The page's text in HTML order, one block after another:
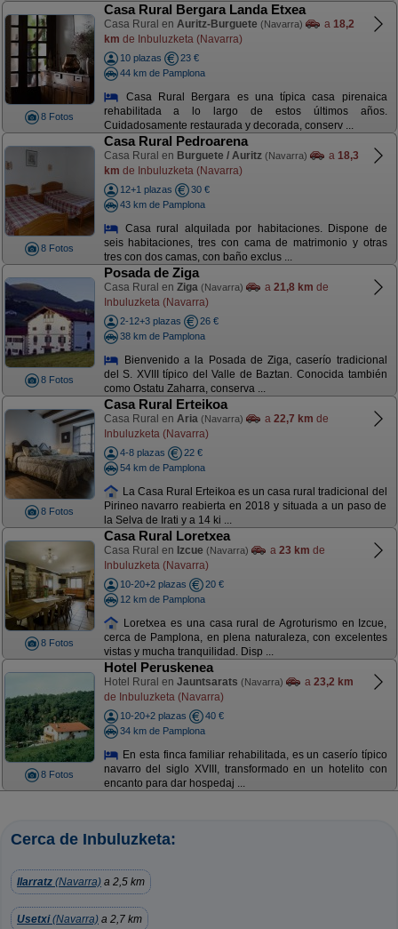
8 Fotos
Casa Rural Bergara Landa Etxea
Casa Rural en Auritz-Burguete (Navarra) a 18,2
km de Inbuluzketa (Navarra)
10 plazas
23 €
44 km de Pamplona
Casa Rural Bergara es una típica casa pirenaica
rehabilitada a lo largo de estos últimos años.
Cuidadosamente restaurada y decorada, conserv ...
8 Fotos
Casa Rural Pedroarena
Casa Rural en Burguete / Auritz (Navarra) a 18,3
km de Inbuluzketa (Navarra)
12+1 plazas
30 €
43 km de Pamplona
Casa rural alquilada por habitaciones. Dispone de
seis habitaciones, tres con cama de matrimonio y otras
tres con dos camas, con baño exclus ...
8 Fotos
Posada de Ziga
Casa Rural en Ziga (Navarra) a 21,8 km de
Inbuluzketa (Navarra)
2-12+3 plazas
26 €
38 km de Pamplona
Bienvenido a la Posada de Ziga, caserío tradicional
del S. XVIII típico del Valle de Baztan. Conocida también
como Ostatu Zaharra, conserva ...
8 Fotos
Casa Rural Erteikoa
Casa Rural en Aria (Navarra) a 22,7 km de
Inbuluzketa (Navarra)
4-8 plazas
22 €
54 km de Pamplona
La Casa Rural Erteikoa es un casa rural tradicional del
Pirineo navarro reabierta en 2018 y situada a un paso de
la Selva de Irati y a 14 ki ...
8 Fotos
Casa Rural Loretxea
Casa Rural en Izcue (Navarra) a 23 km de
Inbuluzketa (Navarra)
10-20+2 plazas
20 €
12 km de Pamplona
Loretxea es una casa rural de Agroturismo en Izcue,
cerca de Pamplona, en plena naturaleza, con excelentes
vistas y mucha tranquilidad. Disp ...
8 Fotos
Hotel Peruskenea
Hotel Rural en Jauntsarats (Navarra) a 23,2 km
de Inbuluzketa (Navarra)
10-20+2 plazas
40 €
34 km de Pamplona
En esta finca familiar rehabilitada, es un caserío típico
navarro del siglo XVIII, transformado en un hotelito con
encanto para dar hospedaj ...
Cerca de Inbuluzketa:
Ilarratz (Navarra) a 2,5 km
Usetxi(Navarra) a 2,7 km